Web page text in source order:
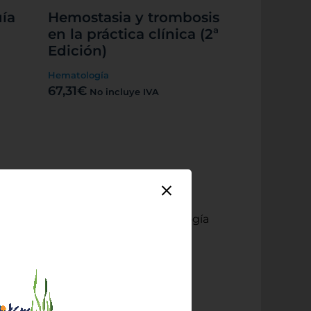
Hemostasia y trombosis
en la práctica clínica (2ª
Edición)
Hematología
67,31€ No incluye IVA
Edición)